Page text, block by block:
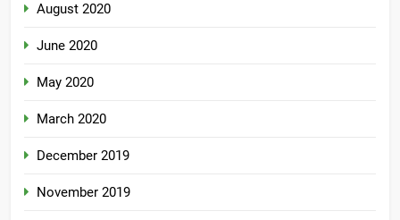
August 2020
June 2020
May 2020
March 2020
December 2019
November 2019